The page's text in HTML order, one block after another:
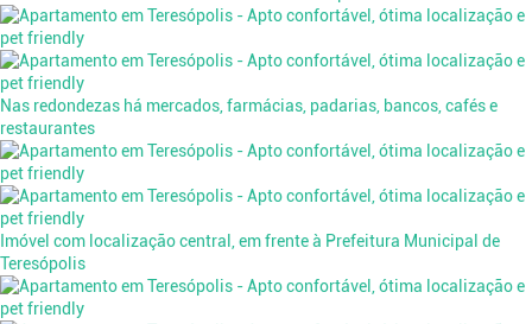
Nas redondezas há mercados, farmácias, padarias, bancos, cafés e
restaurantes
Imóvel com localização central, em frente à Prefeitura Municipal de
Teresópolis